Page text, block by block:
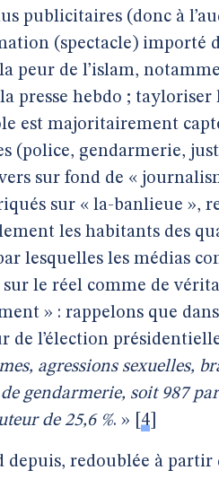
publicitaires (donc à
(spectacle) importé
peur de l’islam,
presse hebdo ;
est majoritairement
(police, gendarmerie,
sur fond de «
sur « la-banlieue »,
les habitants des
lesquelles les médias
le réel comme de
» : rappelons que
de l’élection
agressions sexuelles,
de gendarmerie, soit 987
de 25,6 %. » 4
depuis, redoublée à partir